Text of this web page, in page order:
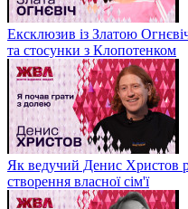
Ексклюзив із Златою
та стосунки з Клопотенком
Як ведучий Денис Христов
створення власної сім'ї